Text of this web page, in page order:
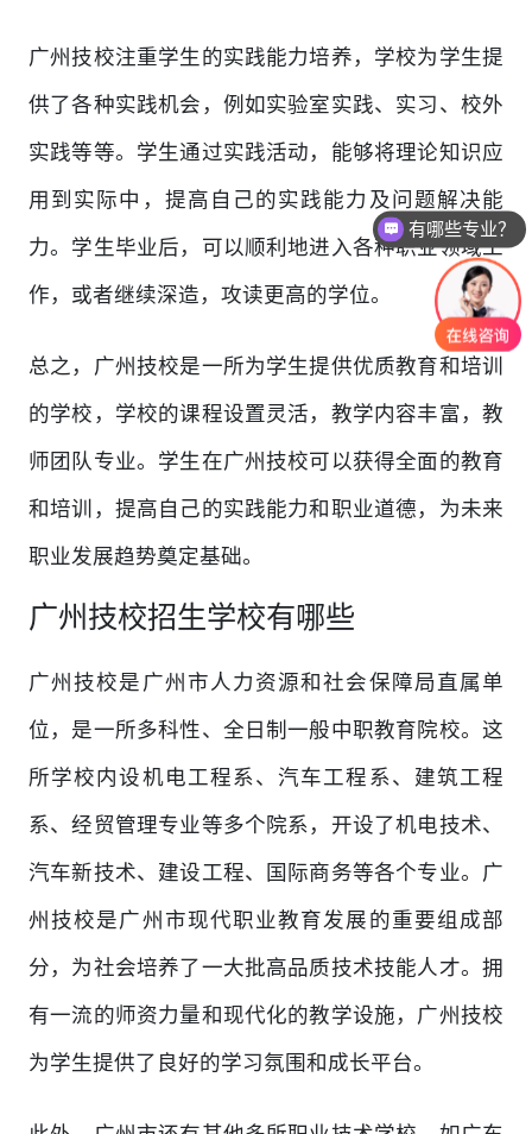
广州技校注重学生的实践能力培养，学校为学生提
供了各种实践机会，例如实验室实践、实习、校外
实践等等。学生通过实践活动，能够将理论知识应
用到实际中，提高自己的实践能力及问题解决能
力。学生毕业后，可以顺利地进入各种职业领域工
作，或者继续深造，攻读更高的学位。
总之，广州技校是一所为学生提供优质教育和培训
的学校，学校的课程设置灵活，教学内容丰富，教
师团队专业。学生在广州技校可以获得全面的教育
和培训，提高自己的实践能力和职业道德，为未来
职业发展趋势奠定基础。
广州技校招生学校有哪些
广州技校是广州市人力资源和社会保障局直属单
位，是一所多科性、全日制一般中职教育院校。这
所学校内设机电工程系、汽车工程系、建筑工程
系、经贸管理专业等多个院系，开设了机电技术、
汽车新技术、建设工程、国际商务等各个专业。广
州技校是广州市现代职业教育发展的重要组成部
分，为社会培养了一大批高品质技术技能人才。拥
有一流的师资力量和现代化的教学设施，广州技校
为学生提供了良好的学习氛围和成长平台。
有哪些专业？